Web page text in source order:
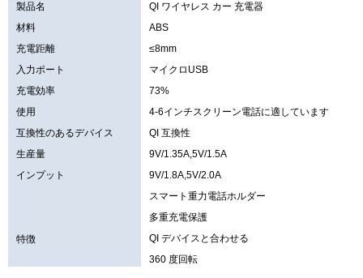
製品名
QI ワイヤレス カー 充電器
材料
ABS
充電距離
≤8mm
入力ポート
マイクロUSB
充電効率
73%
使用
4-6インチスクリーン電話に適しています
互換性のあるデバイス
QI 互換性
生産量
9V/1.35A,5V/1.5A
インプット
9V/1.8A,5V/2.0A
特徴
スマート重力電話ホルダー
多重充電保護
QI デバイスと合わせる
360 度回転